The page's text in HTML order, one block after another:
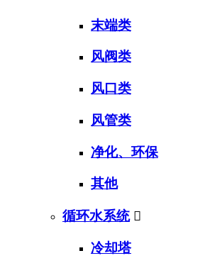
末端类
风阀类
风口类
风管类
净化、环保
其他
循环水系统 
冷却塔